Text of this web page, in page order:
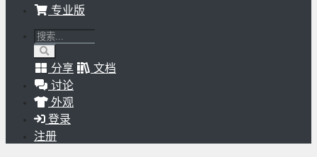
专业版
分享
文档
讨论
外观
登录
注册